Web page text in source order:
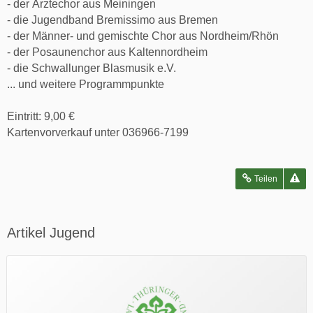
- der Ärztechor aus Meiningen
- die Jugendband Bremissimo aus Bremen
- der Männer- und gemischte Chor aus Nordheim/Rhön
- der Posaunenchor aus Kaltennordheim
- die Schwallunger Blasmusik e.V.
... und weitere Programmpunkte
Eintritt: 9,00 €
Kartenvorverkauf unter 036966-7199
Teilen
Artikel Jugend